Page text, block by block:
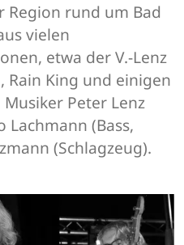
Region rund um Bad
vielen
etwa der V.-Lenz
Rain King und einigen
Peter Lenz
Lachmann (Bass,
(Schlagzeug).